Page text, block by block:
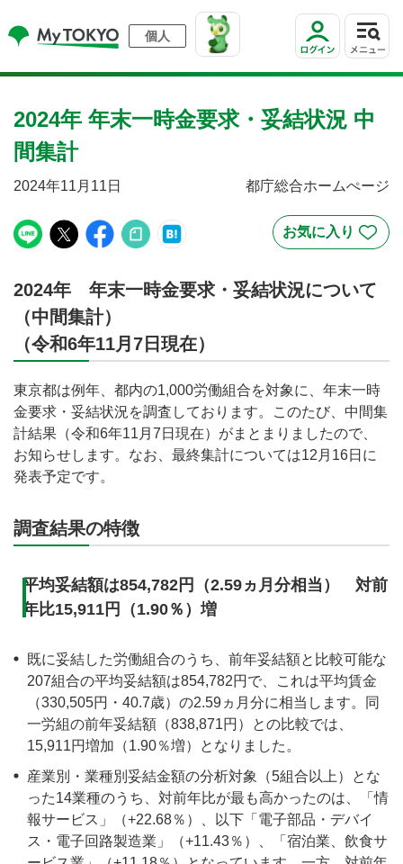
個人
2024年 年末一時金要求・妥結状況 中
間集計
2024年11月11日 都庁総合ホームぺージ
2024年 年末一時金要求・妥結状況について
（中間集計）
（令和6年11月7日現在）
東京都は例年、都内の1,000労働組合を対象に、年末一時
金要求・妥結状況を調査しております。このたび、中間集
計結果（令和6年11月7日現在）がまとまりましたので、
お知らせします。なお、最終集計については12月16日に
発表予定です。
調査結果の特徴
平均妥結額は854,782円（2.59ヵ月分相当） 対前
年比15,911円（1.90％）増
既に妥結した労働組合のうち、前年妥結額と比較可能な
207組合の平均妥結額は854,782円で、これは平均賃金
（330,505円・40.7歳）の2.59ヵ月分に相当します。同
一労組の前年妥結額（838,871円）との比較では、
15,911円増加（1.90％増）となりました。
産業別・業種別妥結金額の分析対象（5組合以上）とな
った14業種のうち、対前年比が最も高かったのは、「情
報サービス」（+22.68％）、以下「電子部品・デバイ
ス・電子回路製造業」（+11.43％）、「宿泊業、飲食サ